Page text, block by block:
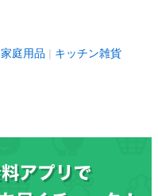
家庭用品 キッチン雑貨